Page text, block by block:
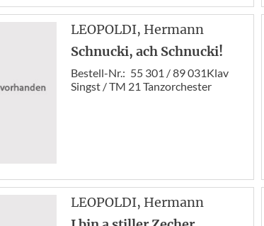
LEOPOLDI, Hermann
Schnucki, ach Schnucki!
Bestell-Nr.: 55 301 / 89 031Klav
Singst / TM 21 Tanzorchester
LEOPOLDI, Hermann